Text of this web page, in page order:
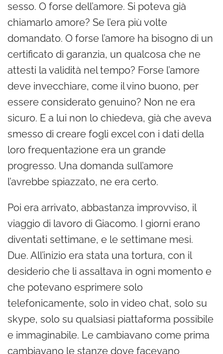
sesso. O forse dell’amore. Si poteva già
chiamarlo amore? Se l’era più volte
domandato. O forse l’amore ha bisogno di un
certificato di garanzia, un qualcosa che ne
attesti la validità nel tempo? Forse l’amore
deve invecchiare, come il vino buono, per
essere considerato genuino? Non ne era
sicuro. E a lui non lo chiedeva, già che aveva
smesso di creare fogli excel con i dati della
loro frequentazione era un grande
progresso. Una domanda sull’amore
l’avrebbe spiazzato, ne era certo.
Poi era arrivato, abbastanza improvviso, il
viaggio di lavoro di Giacomo. I giorni erano
diventati settimane, e le settimane mesi.
Due. All’inizio era stata una tortura, con il
desiderio che li assaltava in ogni momento e
che potevano esprimere solo
telefonicamente, solo in video chat, solo su
skype, solo su qualsiasi piattaforma possibile
e immaginabile. Le cambiavano come prima
cambiavano le stanze dove facevano